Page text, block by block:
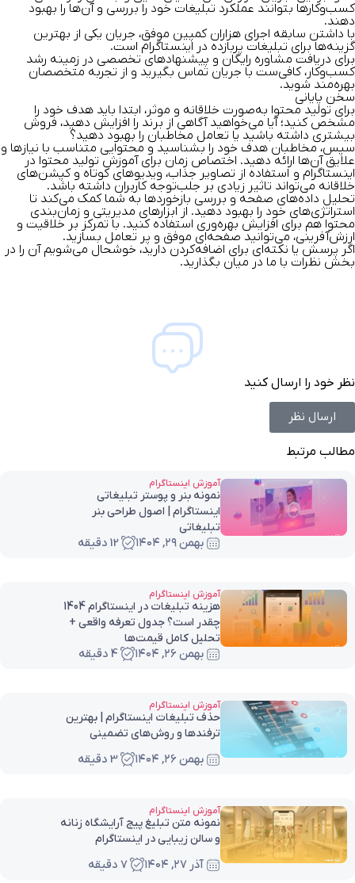
کسب‌وکارها بتوانند عملکرد تبلیغات خود را بررسی و آن‌ها را بهبود
دهند.
با داشتن سابقه اجرای هزاران کمپین موفق، جریان یکی از بهترین
گزینه‌ها برای تبلیغات پربازده در اینستاگرام است.
برای دریافت مشاوره رایگان و پیشنهادهای تخصصی در زمینه رشد
کسب‌وکار، کافی‌ست با جریان تماس بگیرید و از تجربه متخصصان
بهره‌مند شوید.
سخن پایانی
برای تولید محتوا به‌صورت خلاقانه و موثر، ابتدا باید هدف خود را
مشخص کنید؛ آیا می‌خواهید آگاهی از برند را افزایش دهید، فروش
بیشتری داشته باشید یا تعامل مخاطبان را بهبود دهید؟
سپس، مخاطبان هدف خود را بشناسید و محتوایی متناسب با نیازها و
علایق آن‌ها ارائه دهید. اختصاص زمان برای آموزش تولید محتوا در
اینستاگرام و استفاده از تصاویر جذاب، ویدیوهای کوتاه و کپشن‌های
خلاقانه می‌تواند تاثیر زیادی بر جلب‌توجه کاربران داشته باشد.
تحلیل داده‌های صفحه و بررسی بازخوردها به شما کمک می‌کند تا
استراتژی‌های خود را بهبود دهید. از ابزارهای مدیریتی و زمان‌بندی
محتوا هم برای افزایش بهره‌وری استفاده کنید. با تمرکز بر خلاقیت و
ارزش‌آفرینی، می‌توانید صفحه‌ای موفق و پر تعامل بسازید.
اگر پرسش یا نکته‌ای برای اضافه‌کردن دارید، خوشحال می‌شویم آن را در
بخش نظرات با ما در میان بگذارید.
نظر خود را ارسال کنید
ارسال نظر
مطالب مرتبط
آموزش اینستاگرام
نمونه بنر و پوستر تبلیغاتی
اینستاگرام | اصول طراحی بنر
تبلیغاتی
بهمن ۲۹, ۱۴۰۴ 12 دقیقه
آموزش اینستاگرام
هزینه تبلیغات در اینستاگرام 1404
چقدر است؟ جدول تعرفه واقعی +
تحلیل کامل قیمت‌ها
بهمن ۲۶, ۱۴۰۴ 4 دقیقه
آموزش اینستاگرام
حذف تبلیغات اینستاگرام | بهترین
ترفندها و روش‌های تضمینی
بهمن ۲۶, ۱۴۰۴ 3 دقیقه
آموزش اینستاگرام
نمونه متن تبلیغ پیج آرایشگاه زنانه
و سالن زیبایی در اینستاگرام
آذر ۲۷, ۱۴۰۴ 7 دقیقه